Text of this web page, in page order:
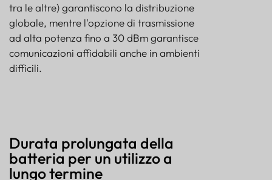
tra le altre) garantiscono la distribuzione
globale, mentre l'opzione di trasmissione
ad alta potenza fino a 30 dBm garantisce
comunicazioni affidabili anche in ambienti
difficili.
Durata prolungata della
batteria per un utilizzo a
lungo termine